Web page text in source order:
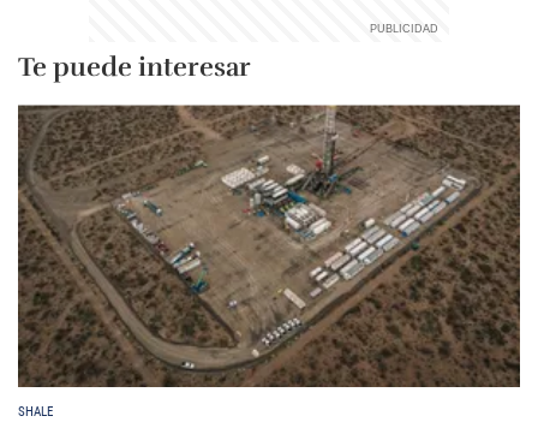
Te puede interesar
SHALE